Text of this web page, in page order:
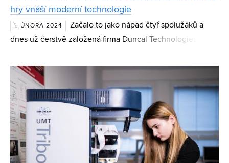
hry vnáší moderní technologie
1. ÚNORA 2024
Začalo to jako nápad čtyř spolužáků a
dnes už čerstvě založená firma Duncal Technologies uvádí
paintballu a laserových her. Mladí podnikate